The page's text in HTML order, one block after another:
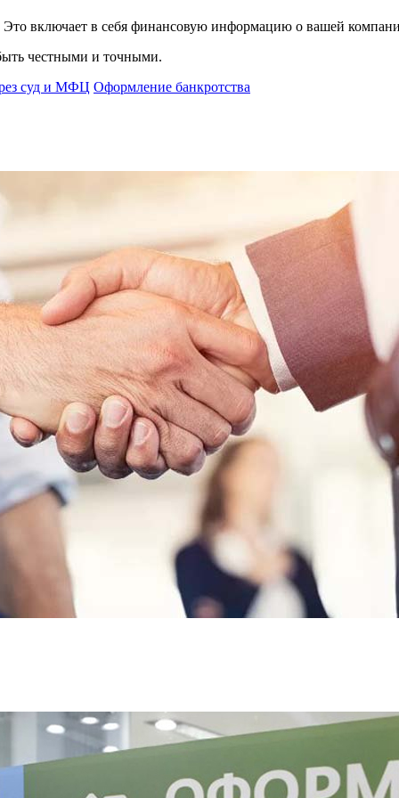
включает в себя финансовую информацию о вашей
честными и точными.
суд и МФЦ Оформление банкротства